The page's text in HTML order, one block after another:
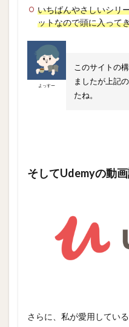
いちばんやさしいシリ
ットなので頭に入って
よっすー
このサイトの
ましたが上記
たね。
そしてUdemyの動画
さらに、私が愛用してい